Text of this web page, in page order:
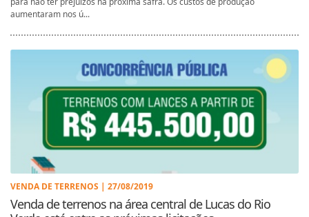
aumentaram nos ú...
VENDA DE TERRENOS | 27/08/2019
Venda de terrenos na área central de Lucas do Rio